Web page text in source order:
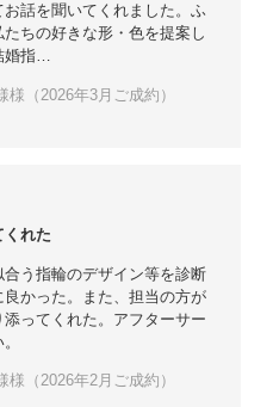
話を聞いてくれました。ふ
ちの好きな形・色を提案し
婚指…
（2026年3月ご成約）
くれた
う指輪のデザイン等を診断
かった。また、担当の方が
ってくれた。アフターサー
（2026年2月ご成約）